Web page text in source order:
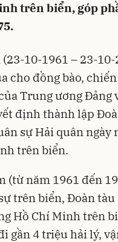
trên biển, góp
(23-10-1961 – 23-
cho đồng bào,
Trung ương Đảng
định thành lập
sự Hải quân ngày
trên biển.
(từ năm 1961 đến
trên biển, Đoàn tàu
Hồ Chí Minh trên
gần 4 triệu hải lý,